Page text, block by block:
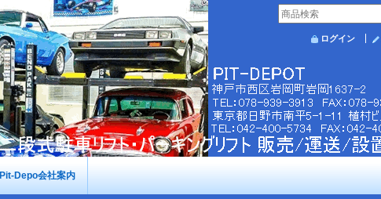
ログイン
Pit-Depo会社案内